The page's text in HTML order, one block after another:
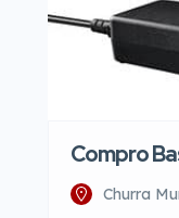
Compro
Churra